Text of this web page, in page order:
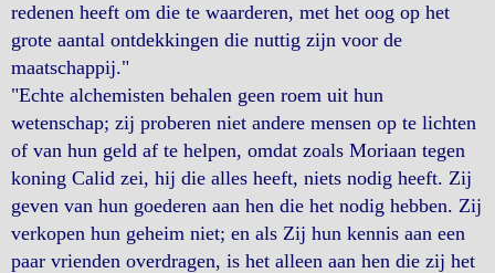
redenen heeft om die te waarderen, met het oog op het
grote aantal ontdekkingen die nuttig zijn voor de
maatschappij."
"Echte alchemisten behalen geen roem uit hun
wetenschap; zij proberen niet andere mensen op te lichten
of van hun geld af te helpen, omdat zoals Moriaan tegen
koning Calid zei, hij die alles heeft, niets nodig heeft. Zij
geven van hun goederen aan hen die het nodig hebben. Zij
verkopen hun geheim niet; en als Zij hun kennis aan een
paar vrienden overdragen, is het alleen aan hen die zij het